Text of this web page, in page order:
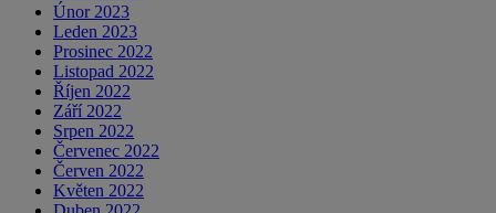
Únor 2023
Leden 2023
Prosinec 2022
Listopad 2022
Říjen 2022
Září 2022
Srpen 2022
Červenec 2022
Červen 2022
Květen 2022